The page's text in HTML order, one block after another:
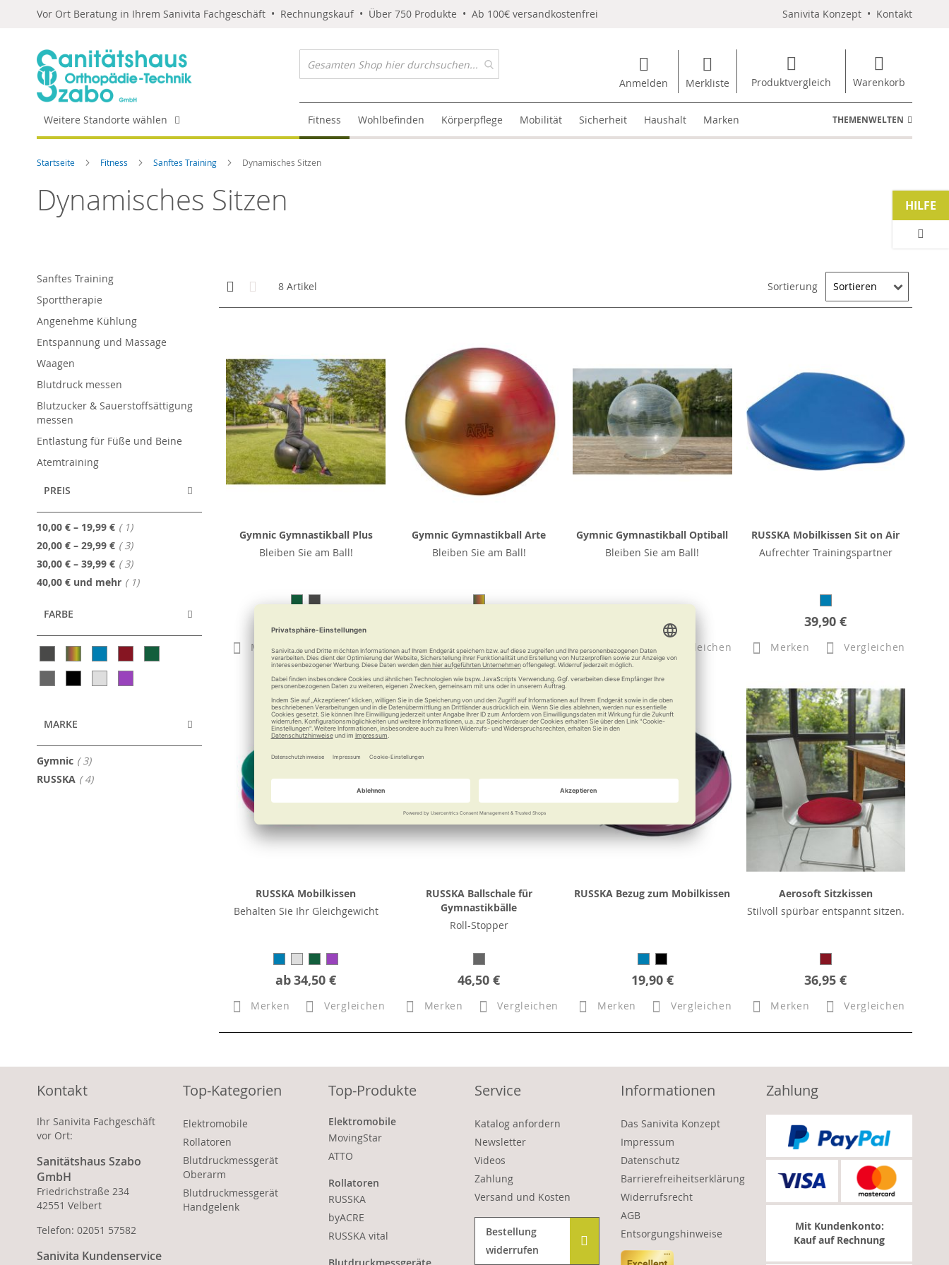
Vor Ort Beratung in Ihrem Sanivita Fachgeschäft • Rechnungskauf • Über 750 Produkte • Ab 100€ versandkostenfrei Sanivita Konzept • Kontakt
Anmelden Merkliste Produktvergleich Warenkorb
Weitere Standorte wählen Fitness Wohlbefinden Körperpflege Mobilität Sicherheit Haushalt Marken THEMENWELTEN
Startseite Fitness Sanftes Training Dynamisches Sitzen
Dynamisches Sitzen
Anzeigen
als
Kachelansicht
8 Artikel Sortierung
Gymnic Gymnastikball Plus
Bleiben Sie am Ball!
Merken Vergleichen
Gymnic Gymnastikball Arte
Bleiben Sie am Ball!
Merken Vergleichen
Gymnic Gymnastikball Optiball
Bleiben Sie am Ball!
26,90 €
Merken Vergleichen
RUSSKA Mobilkissen Sit on Air
Aufrechter Trainingspartner
39,90 €
Merken Vergleichen
RUSSKA Mobilkissen
Behalten Sie Ihr Gleichgewicht
ab34,50 €
Merken Vergleichen
RUSSKA Ballschale für
Gymnastikbälle
Roll-Stopper
46,50 €
Merken Vergleichen
RUSSKA Bezug zum Mobilkissen
19,90 €
Merken Vergleichen
Aerosoft Sitzkissen
Stilvoll spürbar entspannt sitzen.
36,95 €
Merken Vergleichen
Sanftes Training
Sporttherapie
Angenehme Kühlung
Entspannung und Massage
Waagen
Blutdruck messen
Blutzucker & Sauerstoffsättigung
messen
Entlastung für Füße und Beine
Atemtraining
PREIS
10,00 € – 19,99 € 1Artikel
20,00 € – 29,99 € 3Artikel
30,00 € – 39,99 € 3Artikel
40,00 € und mehr 1Artikel
FARBE
MARKE
Gymnic 3Artikel
RUSSKA 4Artikel
HILFE
Kontakt
Ihr Sanivita Fachgeschäft
vor Ort:
Sanitätshaus Szabo
GmbH
Friedrichstraße 234
42551 Velbert
Telefon: 02051 57582
Sanivita Kundenservice
Top-Kategorien
Elektromobile
Rollatoren
Blutdruckmessgerät
Oberarm
Blutdruckmessgerät
Handgelenk
Top-Produkte
Elektromobile
MovingStar
ATTO
Rollatoren
RUSSKA
byACRE
RUSSKA vital
Service
Katalog anfordern
Newsletter
Videos
Zahlung
Versand und Kosten
Bestellung
widerrufen
Informationen
Das Sanivita Konzept
Impressum
Datenschutz
Barrierefreiheitserklärung
Widerrufsrecht
AGB
Entsorgungshinweise
Zahlung
Mit Kundenkonto:
Kauf auf Rechnung